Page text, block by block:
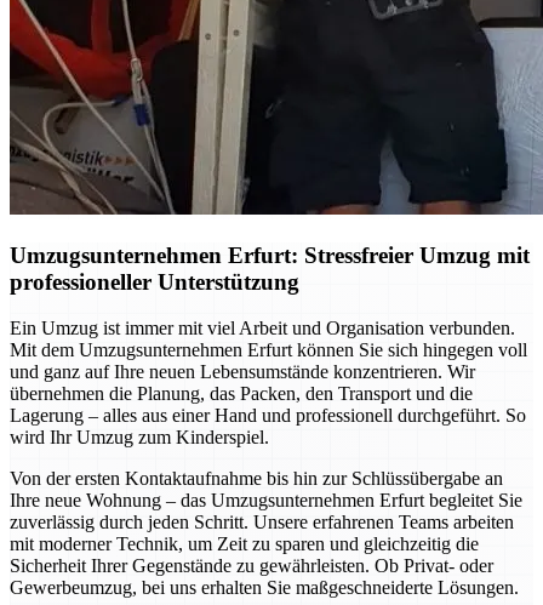
Umzugsunternehmen Erfurt: Stressfreier Umzug mit
professioneller Unterstützung
Ein Umzug ist immer mit viel Arbeit und Organisation verbunden.
Mit dem Umzugsunternehmen Erfurt können Sie sich hingegen voll
und ganz auf Ihre neuen Lebensumstände konzentrieren. Wir
übernehmen die Planung, das Packen, den Transport und die
Lagerung – alles aus einer Hand und professionell durchgeführt. So
wird Ihr Umzug zum Kinderspiel.
Von der ersten Kontaktaufnahme bis hin zur Schlüssübergabe an
Ihre neue Wohnung – das Umzugsunternehmen Erfurt begleitet Sie
zuverlässig durch jeden Schritt. Unsere erfahrenen Teams arbeiten
mit moderner Technik, um Zeit zu sparen und gleichzeitig die
Sicherheit Ihrer Gegenstände zu gewährleisten. Ob Privat- oder
Gewerbeumzug, bei uns erhalten Sie maßgeschneiderte Lösungen.